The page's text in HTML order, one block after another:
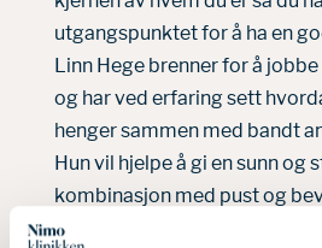
utgangspunktet for å ha en
Linn Hege brenner for å
og har ved erfaring sett
henger sammen med bandt
Hun vil hjelpe å gi en sunn og
kombinasjon med pust og
ønsker å gi rom for